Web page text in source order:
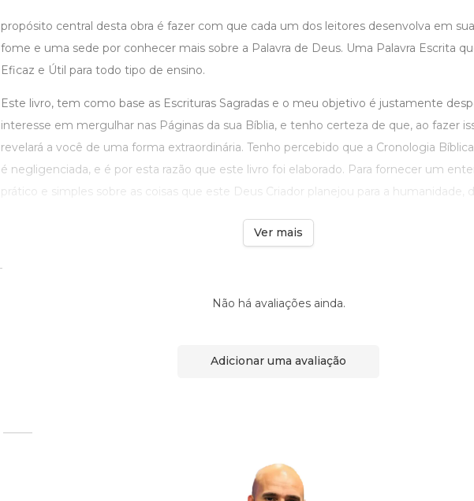
propósito central desta obra é fazer com que cada um dos leitores desenvolva em
fome e uma sede por conhecer mais sobre a Palavra de Deus. Uma Palavra Escrita
Eficaz e Útil para todo tipo de ensino.
Este livro, tem como base as Escrituras Sagradas e o meu objetivo é justamente
interesse em mergulhar nas Páginas da sua Bíblia, e tenho certeza de que, ao fazer
revelará a você de uma forma extraordinária. Tenho percebido que a Cronologia
é negligenciada, e é por esta razão que este livro foi elaborado. Para fornecer um
prático e simples sobre as coisas que este Deus Criador planejou para a humanidade, d
Ver mais
Não há avaliações ainda.
Adicionar uma avaliação